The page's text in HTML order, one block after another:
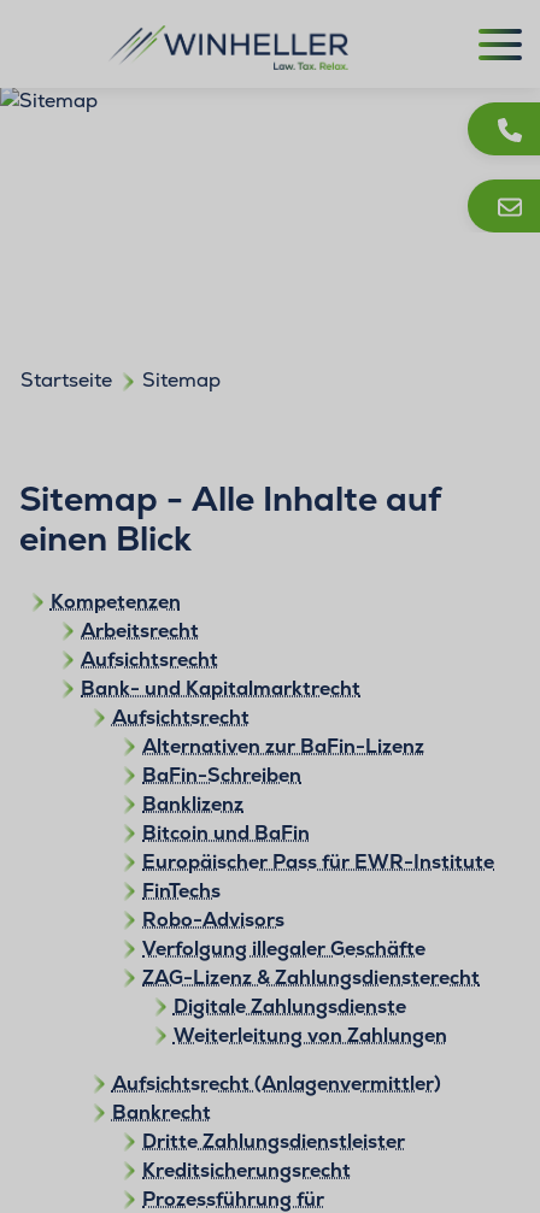
Startseite Sitemap
Sitemap - Alle Inhalte auf
einen Blick
Kompetenzen
Arbeitsrecht
Aufsichtsrecht
Bank- und Kapitalmarktrecht
Aufsichtsrecht
Alternativen zur BaFin-Lizenz
BaFin-Schreiben
Banklizenz
Bitcoin und BaFin
Europäischer Pass für EWR-Institute
FinTechs
Robo-Advisors
Verfolgung illegaler Geschäfte
ZAG-Lizenz & Zahlungsdiensterecht
Digitale Zahlungsdienste
Weiterleitung von Zahlungen
Aufsichtsrecht (Anlagenvermittler)
Bankrecht
Dritte Zahlungsdienstleister
Kreditsicherungsrecht
Prozessführung für